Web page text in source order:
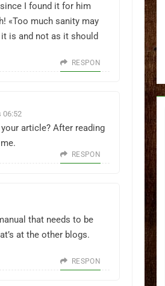
I found it for him
«Too much sanity may
is and not as it should
RESPON
06:52
article? After reading
RESPON
that needs to be
at the other blogs.
RESPON